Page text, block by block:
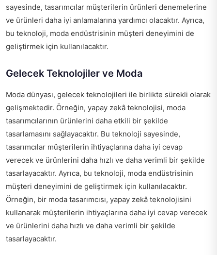
sayesinde, tasarımcılar müşterilerin ürünleri denemelerine
ve ürünleri daha iyi anlamalarına yardımcı olacaktır. Ayrıca,
bu teknoloji, moda endüstrisinin müşteri deneyimini de
geliştirmek için kullanılacaktır.
Gelecek Teknolojiler ve Moda
Moda dünyası, gelecek teknolojileri ile birlikte sürekli olarak
gelişmektedir. Örneğin, yapay zekâ teknolojisi, moda
tasarımcılarının ürünlerini daha etkili bir şekilde
tasarlamasını sağlayacaktır. Bu teknoloji sayesinde,
tasarımcılar müşterilerin ihtiyaçlarına daha iyi cevap
verecek ve ürünlerini daha hızlı ve daha verimli bir şekilde
tasarlayacaktır. Ayrıca, bu teknoloji, moda endüstrisinin
müşteri deneyimini de geliştirmek için kullanılacaktır.
Örneğin, bir moda tasarımcısı, yapay zekâ teknolojisini
kullanarak müşterilerin ihtiyaçlarına daha iyi cevap verecek
ve ürünlerini daha hızlı ve daha verimli bir şekilde
tasarlayacaktır.